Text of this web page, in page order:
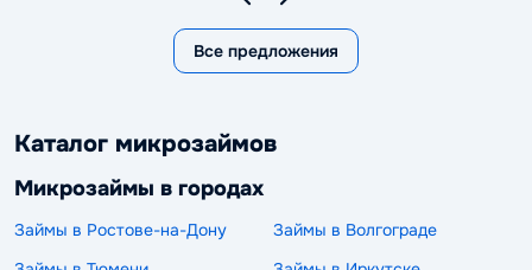
Все предложения
Каталог микрозаймов
Микрозаймы в городах
Займы в Ростове-на-Дону
Займы в Волгограде